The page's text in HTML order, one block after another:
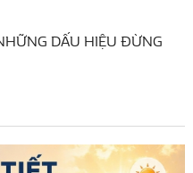
DẤU HIỆU ĐỪNG